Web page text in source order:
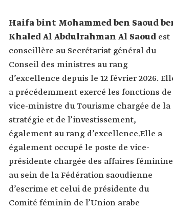
Haifa bint Mohammed ben Saoud
Khaled Al Abdulrahman Al Saoud est
conseillère au Secrétariat général du
Conseil des ministres au rang
d’excellence depuis le 12 février 2026.
a précédemment exercé les fonctions de
vice-ministre du Tourisme chargée de la
stratégie et de l’investissement,
également au rang d’excellence.Elle a
également occupé le poste de vice-
présidente chargée des affaires
au sein de la Fédération saoudienne
d’escrime et celui de présidente du
Comité féminin de l’Union arabe